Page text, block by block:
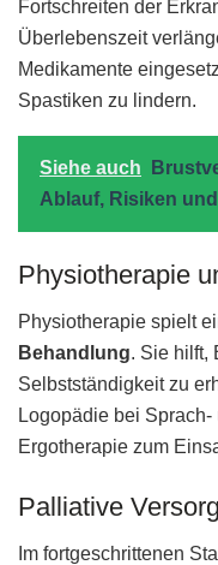
Fortschreiten der
Überlebenszeit
Medikamente
Spastiken zu lindern.
Siehe auch
Ablauf, Risiken
Physiotherapie
Physiotherapie spielt
Behandlung. Sie hilft,
Selbstständigkeit zu
Logopädie bei
Ergotherapie zum
Palliative
Im fortgeschrittenen